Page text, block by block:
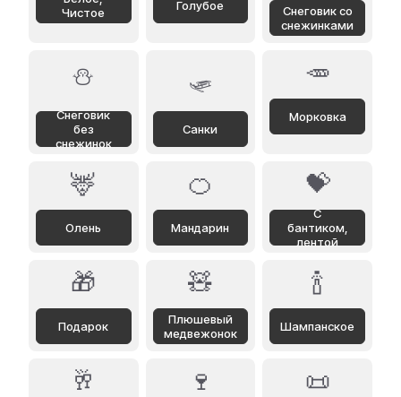
Чистое
Голубое
Снеговик со
снежинками
⛄
Снеговик
без
снежинок
🛷
Санки
🥕
Морковка
🦌
Олень
🍊
Мандарин
💝
С
бантиком,
лентой
🎁
Подарок
🧸
Плюшевый
медвежонок
🍾
Шампанское
🥂 🍷 📜